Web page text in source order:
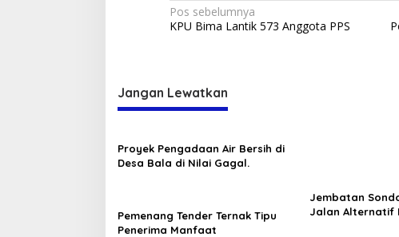
Navigasi
pos
Pos sebelumnya
KPU Bima Lantik 573 Anggota PPS
Jangan Lewatkan
Proyek Pengadaan Air Bersih di
Desa Bala di Nilai Gagal.
Pemenang Tender Ternak Tipu
Penerima Manfaat
Jembatan
Jalan Alternatif